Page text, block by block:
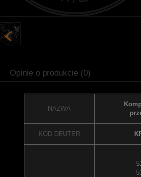
Opinie o produkcie (0)
NAZWA
KOD DEUTER